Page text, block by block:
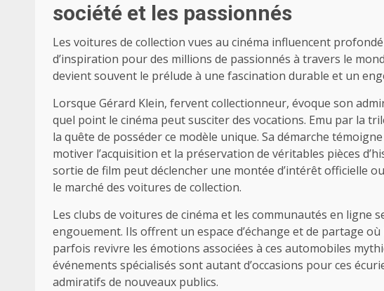
société et les passionnés
Les voitures de collection vues au cinéma influencent
d’inspiration pour des millions de passionnés à travers le
devient souvent le prélude à une fascination durable et un
Lorsque Gérard Klein, fervent collectionneur, évoque son
quel point le cinéma peut susciter des vocations. Emu par la
la quête de posséder ce modèle unique. Sa démarche
motiver l’acquisition et la préservation de véritables pièces
sortie de film peut déclencher une montée d’intérêt officielle
le marché des voitures de collection.
Les clubs de voitures de cinéma et les communautés en ligne
engouement. Ils offrent un espace d’échange et de partage
parfois revivre les émotions associées à ces automobiles
événements spécialisés sont autant d’occasions pour ces
admiratifs de nouveaux publics.